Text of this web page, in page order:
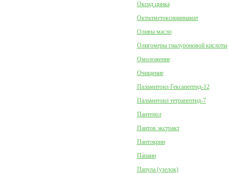
Оксид цинка
Октилметоксициннамат
Оливы масло
Олигомеры гиалуроновой кислоты
Омоложение
Очищение
Пальмитоил Гексапептид-12
Пальмитоил тетрапептид-7
Пантенол
Пантов экстракт
Пантокрин
Папаин
Папула (узелок)